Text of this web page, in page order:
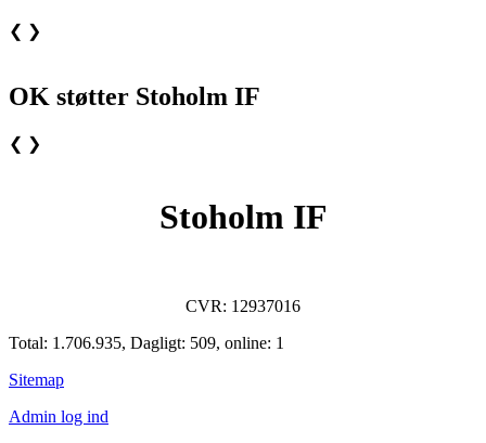
❮ ❯
OK støtter Stoholm IF
❮ ❯
Stoholm IF
CVR: 12937016
Total: 1.706.935, Dagligt: 509, online: 1
Sitemap
Admin log ind